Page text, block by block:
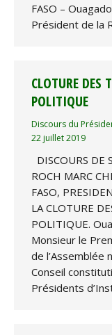
FASO –
Président de la
CLOTURE DES
POLITIQUE
Discours du
22 juillet 2019
DISCOURS DE
ROCH MARC
FASO,
LA CLOTURE
POLITIQUE.
Monsieur le
de l’Assemblée
Conseil
Présidents